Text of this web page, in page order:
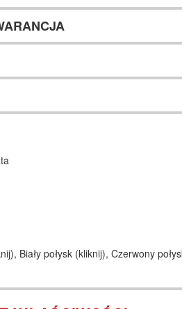
), Biały połysk (kliknij), Czerwony